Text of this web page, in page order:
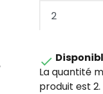

La quantité
produit est 2.